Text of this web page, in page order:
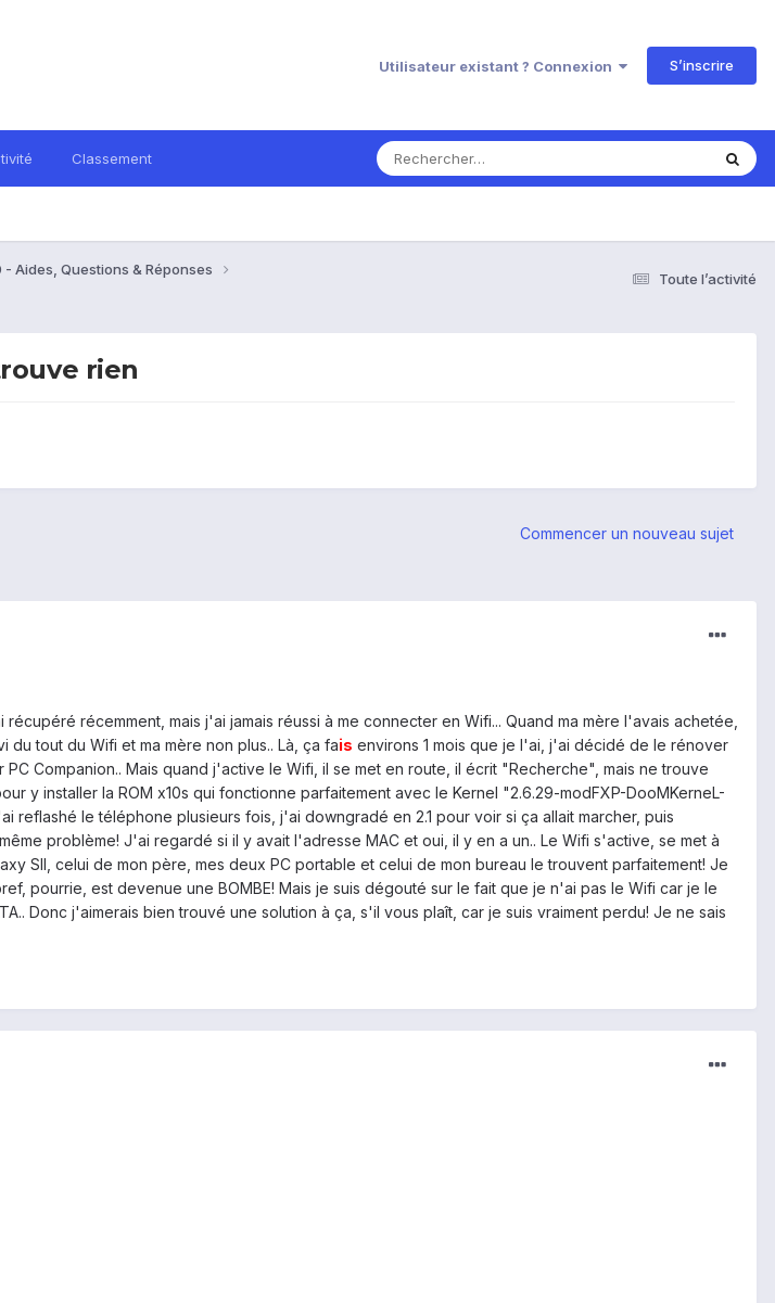
Utilisateur existant ? Connexion S’inscrire
Classement
Toute l’activité
- Aides, Questions & Réponses
rien
Commencer un nouveau sujet
récemment, mais j'ai jamais réussi à me connecter en Wifi... Quand ma mère l'avais achetée,
tout du Wifi et ma mère non plus.. Là, ça fais environs 1 mois que je l'ai, j'ai décidé de le rénover
Companion.. Mais quand j'active le Wifi, il se met en route, il écrit "Recherche", mais ne trouve
y installer la ROM x10s qui fonctionne parfaitement avec le Kernel "2.6.29-modFXP-DooMKerneL-
reflashé le téléphone plusieurs fois, j'ai downgradé en 2.1 pour voir si ça allait marcher, puis
problème! J'ai regardé si il y avait l'adresse MAC et oui, il y en a un.. Le Wifi s'active, se met à
SII, celui de mon père, mes deux PC portable et celui de mon bureau le trouvent parfaitement! Je
pourrie, est devenue une BOMBE! Mais je suis dégouté sur le fait que je n'ai pas le Wifi car je le
Donc j'aimerais bien trouvé une solution à ça, s'il vous plaît, car je suis vraiment perdu! Je ne sais